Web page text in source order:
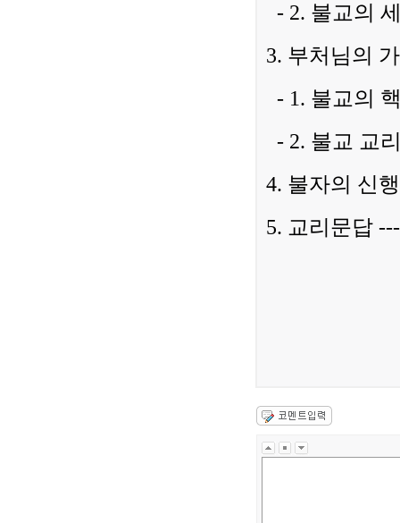
- 2. 불교의
3. 부처님의
- 1. 불교의
- 2. 불교 교
4. 불자의 신
5. 교리문답